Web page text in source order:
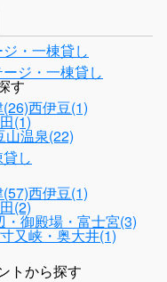
・一棟貸し
ジ・一棟貸し
す
西伊豆(1)
(1)
山温泉(22)
し
西伊豆(1)
(2)
・御殿場・富士宮(3)
又峡・奥大井(1)
トから探す